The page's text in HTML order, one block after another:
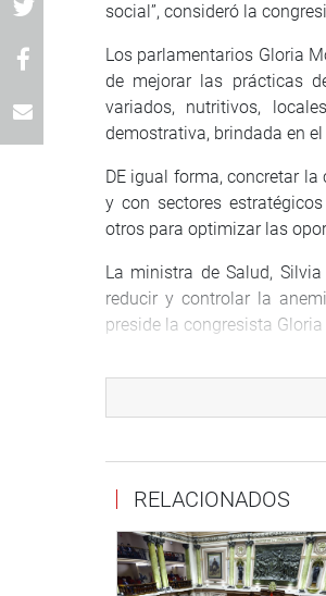
social”, consideró la
Los parlamentarios Gloria
de mejorar las prácticas
variados, nutritivos,
demostrativa, brindada en
DE igual forma, concretar
y con sectores
otros para optimizar las
La ministra de Salud,
reducir y controlar la
preside la congresista
crónica infantil, y que
nacional. La anemia
Refirió que la salud es
bienestar individual y
factor determinante para
RELACIONADOS